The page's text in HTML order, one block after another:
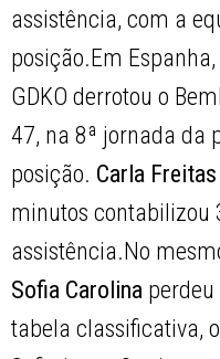
assistência, com a
posição.Em
GDKO derrotou o
47, na 8ª jornada da
posição. Carla Freitas
minutos contabilizou
assistência.No
Sofia Carolina
tabela classificativa,